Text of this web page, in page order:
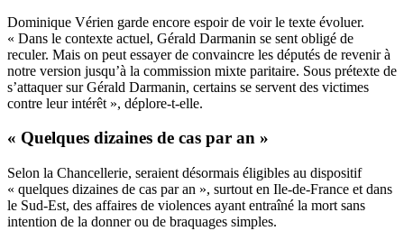
Dominique Vérien garde encore espoir de voir le texte évoluer.
« Dans le contexte actuel, Gérald Darmanin se sent obligé de
reculer. Mais on peut essayer de convaincre les députés de revenir à
notre version jusqu’à la commission mixte paritaire. Sous prétexte de
s’attaquer sur Gérald Darmanin, certains se servent des victimes
contre leur intérêt », déplore-t-elle.
« Quelques dizaines de cas par an »
Selon la Chancellerie, seraient désormais éligibles au dispositif
« quelques dizaines de cas par an », surtout en Ile-de-France et dans
le Sud-Est, des affaires de violences ayant entraîné la mort sans
intention de la donner ou de braquages simples.